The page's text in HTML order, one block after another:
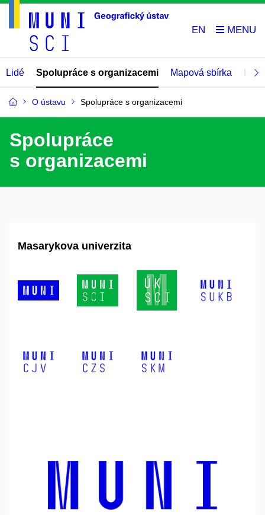
EN
Lidé Spolupráce s organizacemi Mapová sbírka
O ústavu Spolupráce s organizacemi
Spolupráce
s organizacemi
Masarykova univerzita